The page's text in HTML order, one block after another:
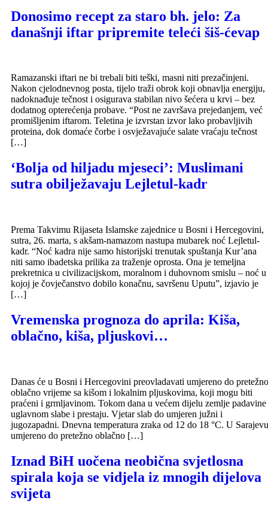
Donosimo recept za staro bh. jelo: Za
današnji iftar pripremite teleći šiš-ćevap
Ramazanski iftari ne bi trebali biti teški, masni niti prezačinjeni.
Nakon cjelodnevnog posta, tijelo traži obrok koji obnavlja energiju,
nadoknađuje tečnost i osigurava stabilan nivo šećera u krvi – bez
dodatnog opterećenja probave. “Post ne završava prejedanjem, već
promišljenim iftarom. Teletina je izvrstan izvor lako probavljivih
proteina, dok domaće čorbe i osvježavajuće salate vraćaju tečnost
[…]
‘Bolja od hiljadu mjeseci’: Muslimani
sutra obilježavaju Lejletul-kadr
Prema Takvimu Rijaseta Islamske zajednice u Bosni i Hercegovini,
sutra, 26. marta, s akšam-namazom nastupa mubarek noć Lejletul-
kadr. “Noć kadra nije samo historijski trenutak spuštanja Kur’ana
niti samo ibadetska prilika za traženje oprosta. Ona je temeljna
prekretnica u civilizacijskom, moralnom i duhovnom smislu – noć u
kojoj je čovječanstvo dobilo konačnu, savršenu Uputu”, izjavio je
[…]
Vremenska prognoza do aprila: Kiša,
oblačno, kiša, pljuskovi…
Danas će u Bosni i Hercegovini preovladavati umjereno do pretežno
oblačno vrijeme sa kišom i lokalnim pljuskovima, koji mogu biti
praćeni i grmljavinom. Tokom dana u većem dijelu zemlje padavine
uglavnom slabe i prestaju. Vjetar slab do umjeren južni i
jugozapadni. Dnevna temperatura zraka od 12 do 18 °C. U Sarajevu
umjereno do pretežno oblačno […]
Iznad BiH uočena neobična svjetlosna
spirala koja se vidjela iz mnogih dijelova
svijeta